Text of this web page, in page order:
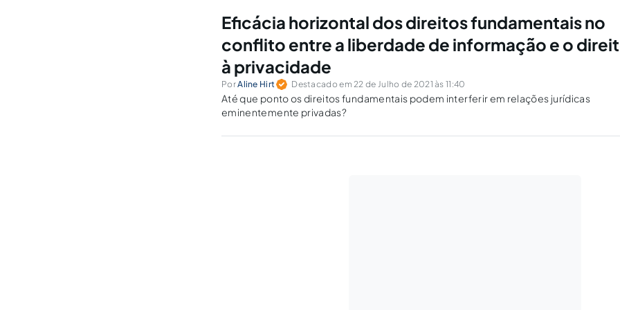
Eficácia horizontal dos direitos fundamentais no
conflito entre a liberdade de informação e o
à privacidade
PorAline Hirt Destacado em 22 de Julho de 2021 às 11:40
Até que ponto os direitos fundamentais podem interferir em relações jurídicas
eminentemente privadas?